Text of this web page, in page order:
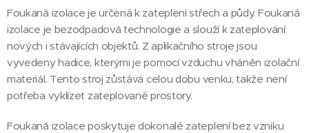
Foukaná izolace je určená k zateplení střech a půdy. Foukaná
izolace je bezodpadová technologie a slouží k zateplování
nových i stávajících objektů. Z aplikačního stroje jsou
vyvedeny hadice, kterými je pomocí vzduchu vháněn izolační
materiál. Tento stroj zůstává celou dobu venku, takže není
potřeba vyklízet zateplované prostory.
Foukaná izolace poskytuje dokonalé zateplení bez vzniku